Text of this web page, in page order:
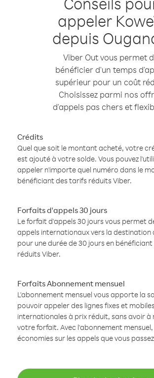
appeler
depuis
Viber Out vous permet
bénéficier d'un temps
supérieur pour un coût
Choisissez parmi nos
d'appels pas chers et
Crédits
Quel que soit le montant acheté, votre
est ajouté à votre solde. Vous pouvez
appeler n'importe quel numéro dans le
bénéficiant des tarifs réduits Viber.
Forfaits d'appels 30 jours
Le forfait d'appels 30 jours vous permet
appels internationaux vers la destination
pour une durée de 30 jours en
réduits Viber.
Forfaits Abonnement mensuel
L'abonnement mensuel vous apporte la
pouvoir appeler des lignes fixes et
internationales à prix réduit, sans avoir à
votre forfait. Avec l'abonnement
économies sur les appels que vous